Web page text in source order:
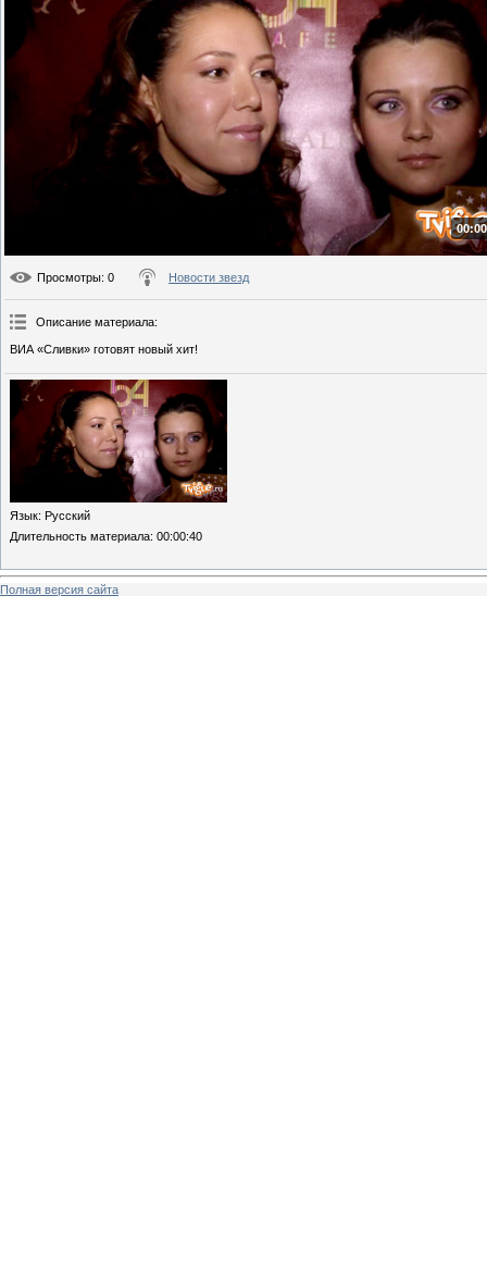
Просмотры: 0 Новости звезд
Описание материала:
ВИА «Сливки» готовят новый хит!
Язык: Русский
Длительность материала: 00:00:40
Полная версия сайта